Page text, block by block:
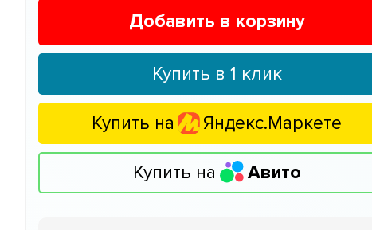
Добавить в корзину
Купить в 1 клик
Купить на Яндекс.Маркете
Купить на Авито